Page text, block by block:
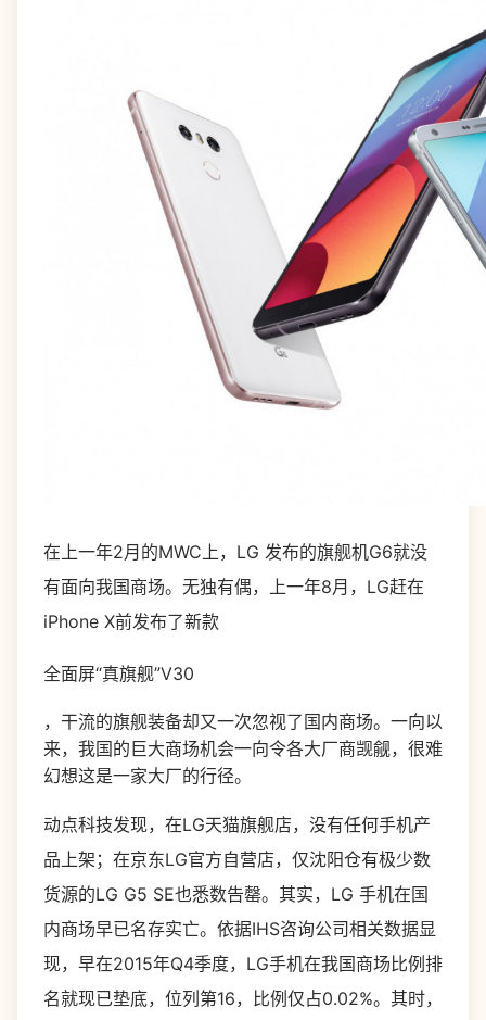
在上一年2月的MWC上，LG 发布的旗舰机G6就没
有面向我国商场。无独有偶，上一年8月，LG赶在
iPhone X前发布了新款
全面屏“真旗舰”V30
，干流的旗舰装备却又一次忽视了国内商场。一向以
来，我国的巨大商场机会一向令各大厂商觊觎，很难
幻想这是一家大厂的行径。
动点科技发现，在LG天猫旗舰店，没有任何手机产
品上架；在京东LG官方自营店，仅沈阳仓有极少数
货源的LG G5 SE也悉数告罄。其实，LG 手机在国
内商场早已名存实亡。依据IHS咨询公司相关数据显
现，早在2015年Q4季度，LG手机在我国商场比例排
名就现已垫底，位列第16，比例仅占0.02%。其时，